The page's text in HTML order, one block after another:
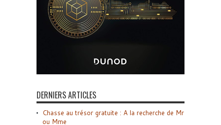
DERNIERS ARTICLES
Chasse au trésor gratuite : A la recherche de Mr
ou Mme